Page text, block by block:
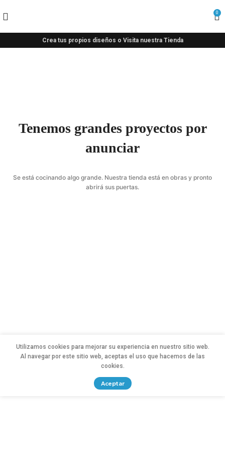
0
Crea tus propios diseños o Visita nuestra Tienda
Tenemos grandes proyectos por
anunciar
Se está cocinando algo grande. Nuestra tienda está en obras y pronto
abrirá sus puertas.
Utilizamos cookies para mejorar su experiencia en nuestro sitio web.
Al navegar por este sitio web, aceptas el uso que hacemos de las
cookies.
Aceptar